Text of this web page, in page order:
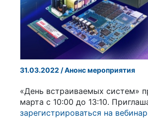
31.03.2022 / Анонс мероприятия
«День встраиваемых систем»
марта с 10:00 до 13:10.
зарегистрироваться на вебинар